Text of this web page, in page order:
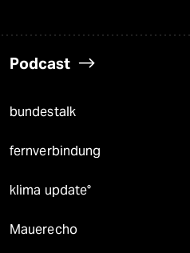
Podcast
bundestalk
fernverbindung
klima update°
Mauerecho